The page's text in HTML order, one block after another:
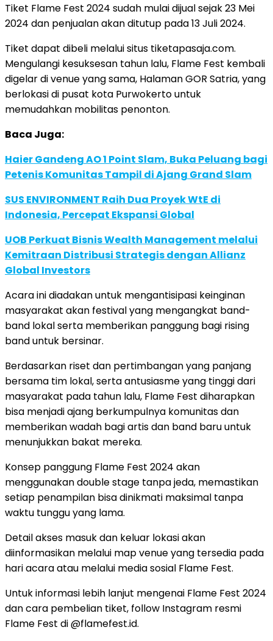
Tiket Flame Fest 2024 sudah mulai dijual sejak 23 Mei
2024 dan penjualan akan ditutup pada 13 Juli 2024.
Tiket dapat dibeli melalui situs tiketapasaja.com.
Mengulangi kesuksesan tahun lalu, Flame Fest kembali
digelar di venue yang sama, Halaman GOR Satria, yang
berlokasi di pusat kota Purwokerto untuk
memudahkan mobilitas penonton.
Baca Juga:
Haier Gandeng AO 1 Point Slam, Buka Peluang bagi
Petenis Komunitas Tampil di Ajang Grand Slam
SUS ENVIRONMENT Raih Dua Proyek WtE di
Indonesia, Percepat Ekspansi Global
UOB Perkuat Bisnis Wealth Management melalui
Kemitraan Distribusi Strategis dengan Allianz
Global Investors
Acara ini diadakan untuk mengantisipasi keinginan
masyarakat akan festival yang mengangkat band-
band lokal serta memberikan panggung bagi rising
band untuk bersinar.
Berdasarkan riset dan pertimbangan yang panjang
bersama tim lokal, serta antusiasme yang tinggi dari
masyarakat pada tahun lalu, Flame Fest diharapkan
bisa menjadi ajang berkumpulnya komunitas dan
memberikan wadah bagi artis dan band baru untuk
menunjukkan bakat mereka.
Konsep panggung Flame Fest 2024 akan
menggunakan double stage tanpa jeda, memastikan
setiap penampilan bisa dinikmati maksimal tanpa
waktu tunggu yang lama.
Detail akses masuk dan keluar lokasi akan
diinformasikan melalui map venue yang tersedia pada
hari acara atau melalui media sosial Flame Fest.
Untuk informasi lebih lanjut mengenai Flame Fest 2024
dan cara pembelian tiket, follow Instagram resmi
Flame Fest di @flamefest.id.